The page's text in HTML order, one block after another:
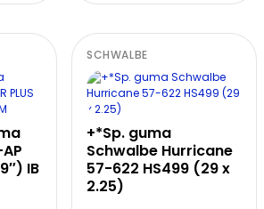
IB
SCHWALBE
+*Sp. guma
Schwalbe Hurricane
57-622 HS499 (29 x
2.25)